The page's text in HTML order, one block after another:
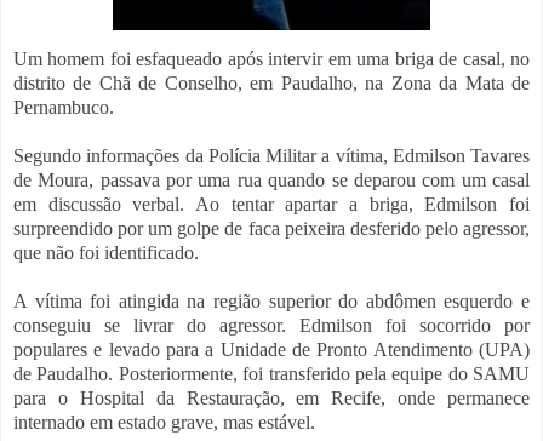
Um homem foi esfaqueado após intervir em uma briga de casal, no
distrito de Chã de Conselho, em Paudalho, na Zona da Mata de
Pernambuco.
Segundo informações da Polícia Militar a vítima, Edmilson Tavares
de Moura, passava por uma rua quando se deparou com um casal
em discussão verbal. Ao tentar apartar a briga, Edmilson foi
surpreendido por um golpe de faca peixeira desferido pelo agressor,
que não foi identificado.
A vítima foi atingida na região superior do abdômen esquerdo e
conseguiu se livrar do agressor. Edmilson foi socorrido por
populares e levado para a Unidade de Pronto Atendimento (UPA)
de Paudalho. Posteriormente, foi transferido pela equipe do SAMU
para o Hospital da Restauração, em Recife, onde permanece
internado em estado grave, mas estável.